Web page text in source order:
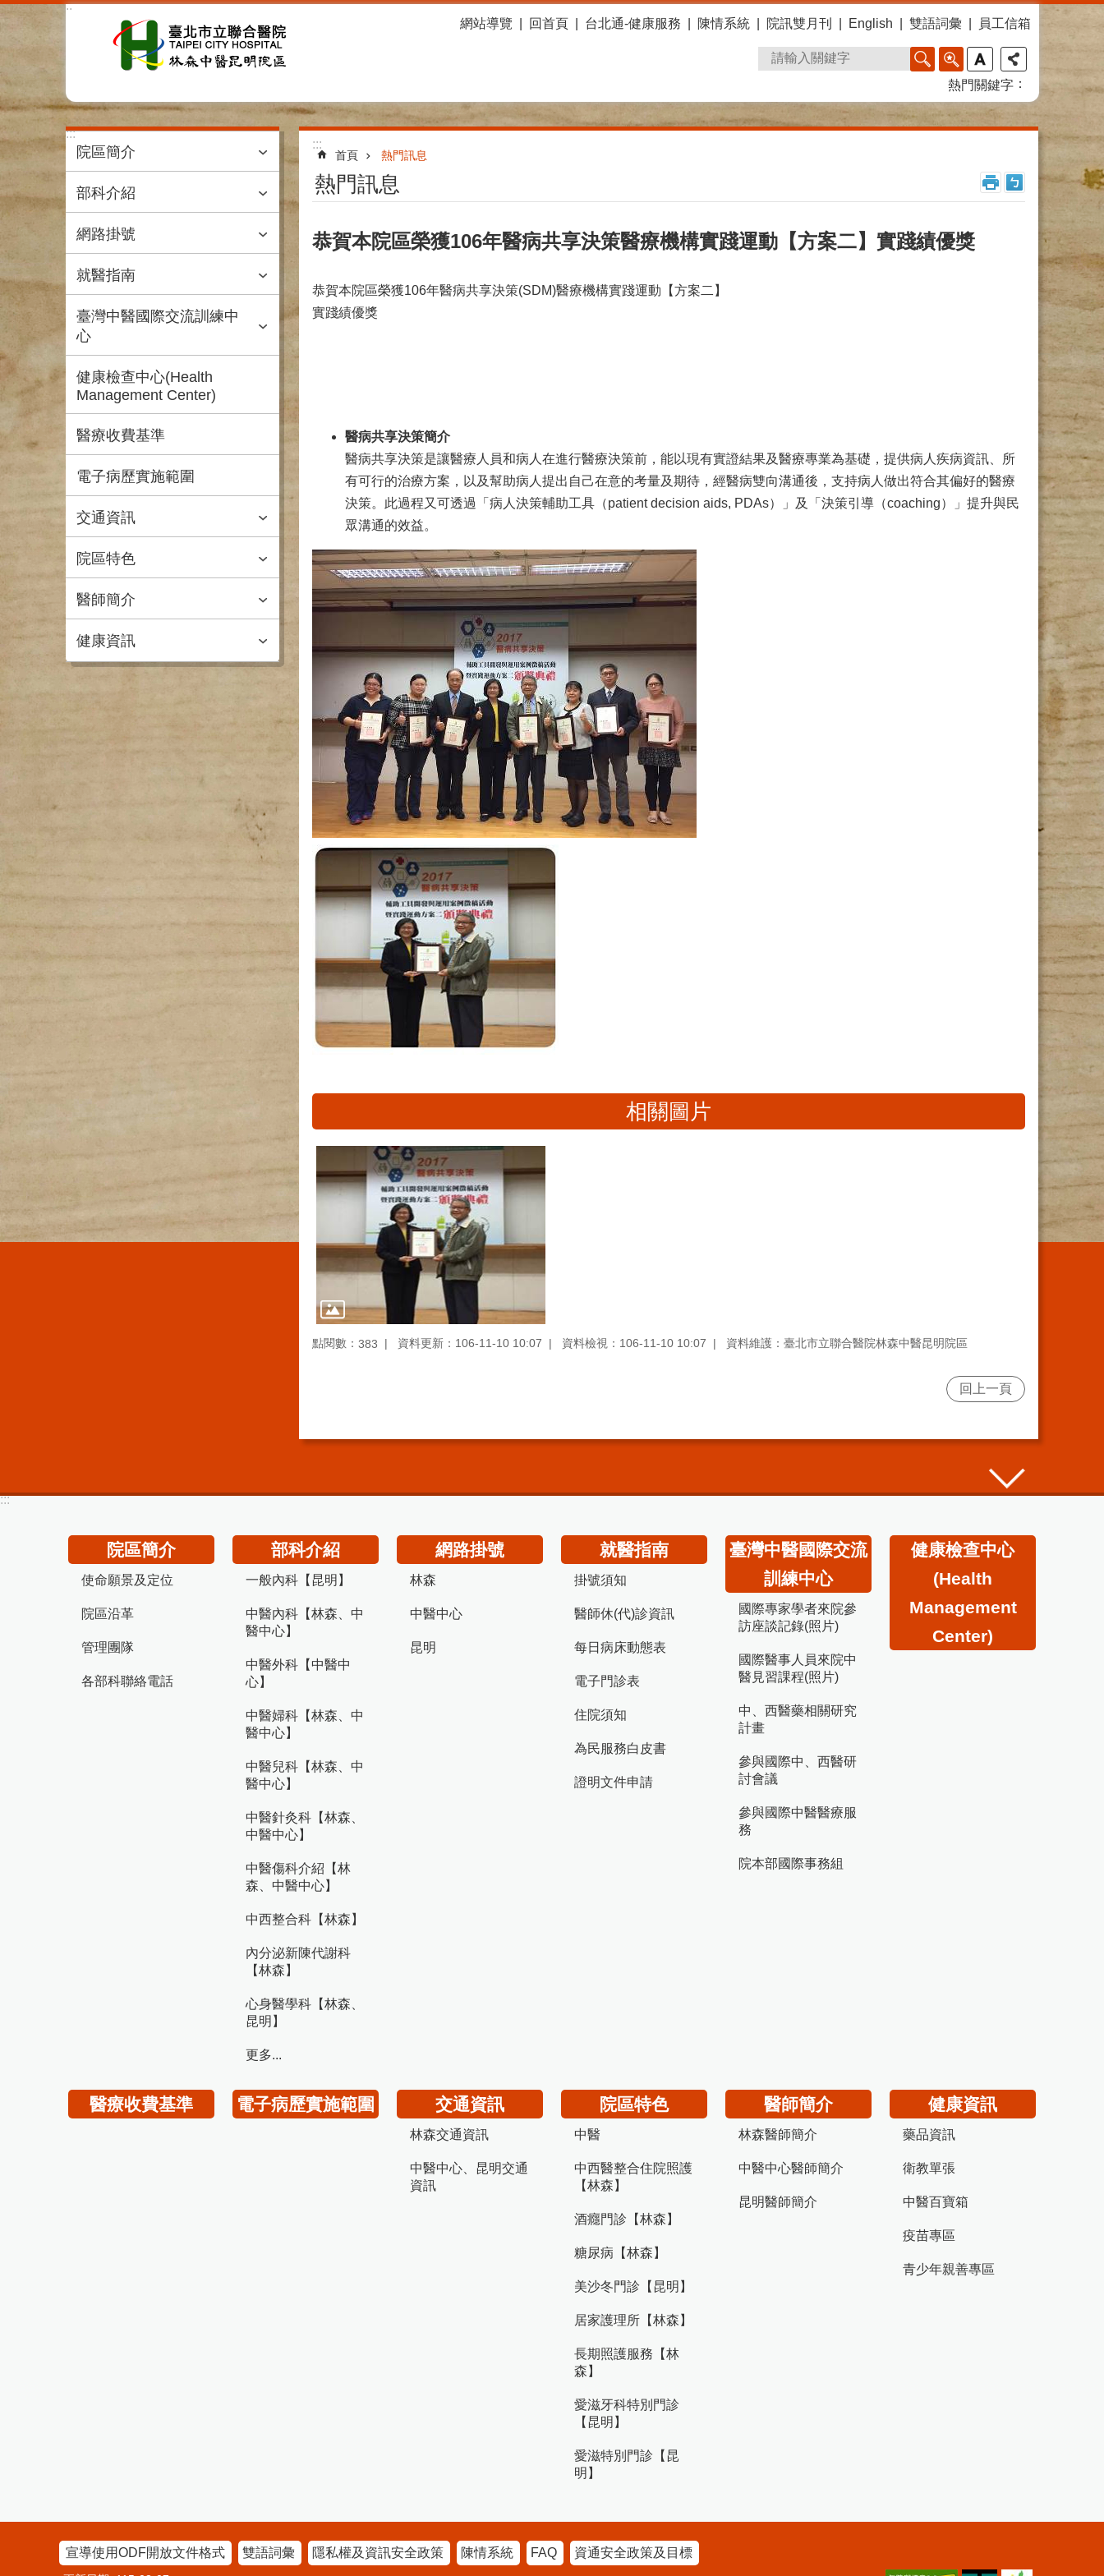
跳到主要內容區塊
:::
網站導覽
回首頁 台北通-健康服務 陳情系統 院訊雙月刊 English 雙語詞彙 員工信箱
熱門關鍵字
:::
院區簡介
部科介紹
網路掛號
就醫指南
臺灣中醫國際交流訓練中
心
健康檢查中心(Health
Management Center)
醫療收費基準
電子病歷實施範圍
交通資訊
院區特色
醫師簡介
健康資訊
:::
首頁 熱門訊息
熱門訊息
恭賀本院區榮獲106年醫病共享決策醫療機構實踐運動【方案二】實踐績優獎
恭賀本院區榮獲106年醫病共享決策(SDM)醫療機構實踐運動【方案二】
實踐績優獎
醫病共享決策簡介
醫病共享決策是讓醫療人員和病人在進行醫療決策前，能以現有實證結果及醫療專業為基礎，提供病人疾病資訊、所
有可行的治療方案，以及幫助病人提出自己在意的考量及期待，經醫病雙向溝通後，支持病人做出符合其偏好的醫療
決策。此過程又可透過「病人決策輔助工具（patient decision aids, PDAs）」及「決策引導（coaching）」提升與民
眾溝通的效益。
相關圖片
點閱數： 383 資料更新：106-11-10 10:07 資料檢視：106-11-10 10:07 資料維護：臺北市立聯合醫院林森中醫昆明院區
回上一頁
:::
院區簡介
使命願景及定位
院區沿革
管理團隊
各部科聯絡電話
部科介紹
一般內科【昆明】
中醫內科【林森、中
醫中心】
中醫外科【中醫中
心】
中醫婦科【林森、中
醫中心】
中醫兒科【林森、中
醫中心】
中醫針灸科【林森、
中醫中心】
中醫傷科介紹【林
森、中醫中心】
中西整合科【林森】
內分泌新陳代謝科
【林森】
心身醫學科【林森、
昆明】
更多...
網路掛號
林森
中醫中心
昆明
就醫指南
掛號須知
醫師休(代)診資訊
每日病床動態表
電子門診表
住院須知
為民服務白皮書
證明文件申請
臺灣中醫國際交流
訓練中心
國際專家學者來院參
訪座談記錄(照片)
國際醫事人員來院中
醫見習課程(照片)
中、西醫藥相關研究
計畫
參與國際中、西醫研
討會議
參與國際中醫醫療服
務
院本部國際事務組
健康檢查中心
(Health
Management
Center)
醫療收費基準 電子病歷實施範圍 交通資訊
林森交通資訊
中醫中心、昆明交通
資訊
院區特色
中醫
中西醫整合住院照護
【林森】
酒癮門診【林森】
糖尿病【林森】
美沙冬門診【昆明】
居家護理所【林森】
長期照護服務【林
森】
愛滋牙科特別門診
【昆明】
愛滋特別門診【昆
明】
醫師簡介
林森醫師簡介
中醫中心醫師簡介
昆明醫師簡介
健康資訊
藥品資訊
衛教單張
中醫百寶箱
疫苗專區
青少年親善專區
宣導使用ODF開放文件格式 雙語詞彙 隱私權及資訊安全政策 陳情系統 FAQ 資通安全政策及目標